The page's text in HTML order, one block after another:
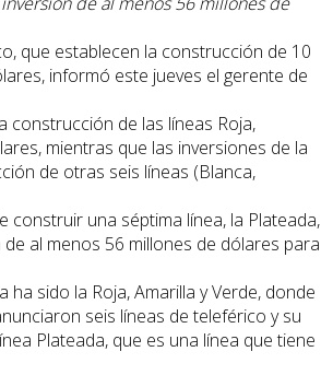
que establecen la construcción de 10
informó este jueves el gerente de
construcción de las líneas Roja,
mientras que las inversiones de la
de otras seis líneas (Blanca,
construir una séptima línea, la Plateada,
al menos 56 millones de dólares para
sido la Roja, Amarilla y Verde, donde
seis líneas de teleférico y su
Plateada, que es una línea que tiene